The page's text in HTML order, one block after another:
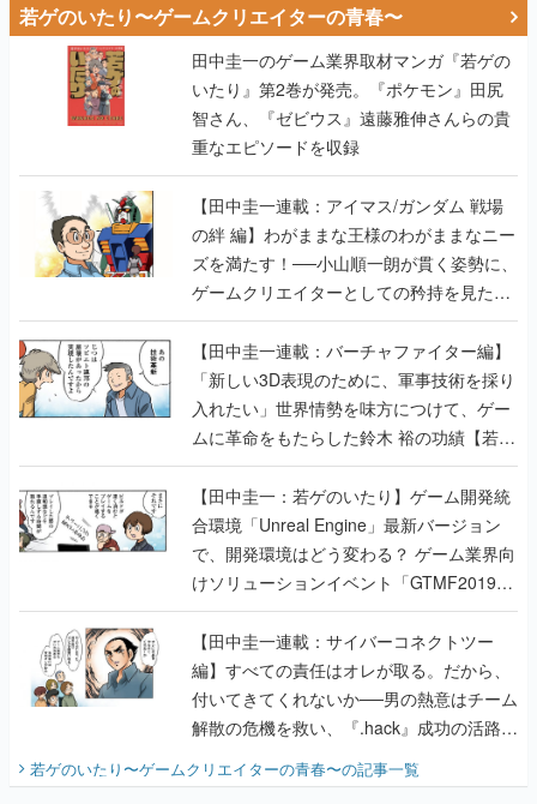
若ゲのいたり〜ゲームクリエイターの青春〜
田中圭一のゲーム業界取材マンガ『若ゲの
いたり』第2巻が発売。『ポケモン』田尻
智さん、『ゼビウス』遠藤雅伸さんらの貴
重なエピソードを収録
【田中圭一連載：アイマス/ガンダム 戦場
の絆 編】わがままな王様のわがままなニー
ズを満たす！──小山順一朗が貫く姿勢に、
ゲームクリエイターとしての矜持を見た
【若ゲのいたり最終回】
【田中圭一連載：バーチャファイター編】
「新しい3D表現のために、軍事技術を採り
入れたい」世界情勢を味方につけて、ゲー
ムに革命をもたらした鈴木 裕の功績【若ゲ
のいたり】
【田中圭一：若ゲのいたり】ゲーム開発統
合環境「Unreal Engine」最新バージョン
で、開発環境はどう変わる？ ゲーム業界向
けソリューションイベント「GTMF2019」
に行って、より理解を深めよう【PR】
【田中圭一連載：サイバーコネクトツー
編】すべての責任はオレが取る。だから、
付いてきてくれないか──男の熱意はチーム
解散の危機を救い、『.hack』成功の活路を
『少年ジャンプ』色だった【若ゲのいた
若ゲのいたり〜ゲームクリエイターの青春〜の記事一覧